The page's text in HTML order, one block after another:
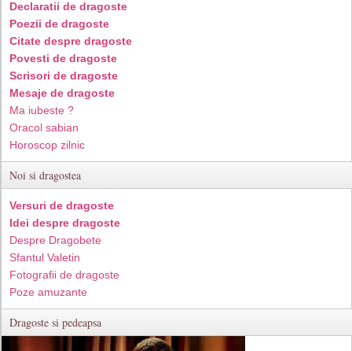
Declaratii de dragoste
Poezii de dragoste
Citate despre dragoste
Povesti de dragoste
Scrisori de dragoste
Mesaje de dragoste
Ma iubeste ?
Oracol sabian
Horoscop zilnic
Noi si dragostea
Versuri de dragoste
Idei despre dragoste
Despre Dragobete
Sfantul Valetin
Fotografii de dragoste
Poze amuzante
Dragoste si pedeapsa